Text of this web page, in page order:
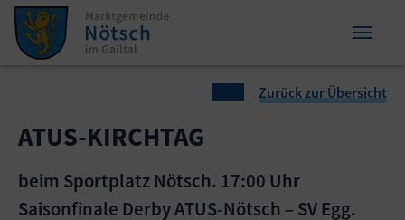
Zum Inhalt springen
Zum Seitenende springen
Zurück zur Übersicht
ATUS-KIRCHTAG
beim Sportplatz Nötsch. 17:00 Uhr
Saisonfinale Derby ATUS-Nötsch – SV Egg.